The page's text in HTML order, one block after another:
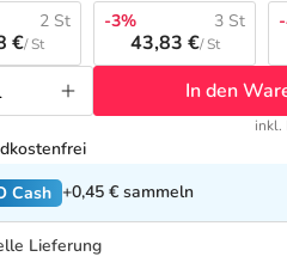
2 St
€/ St
-3% 3 St
43,83 €/ St
In den
inkl.
Cash +0,45 € sammeln
Lieferung